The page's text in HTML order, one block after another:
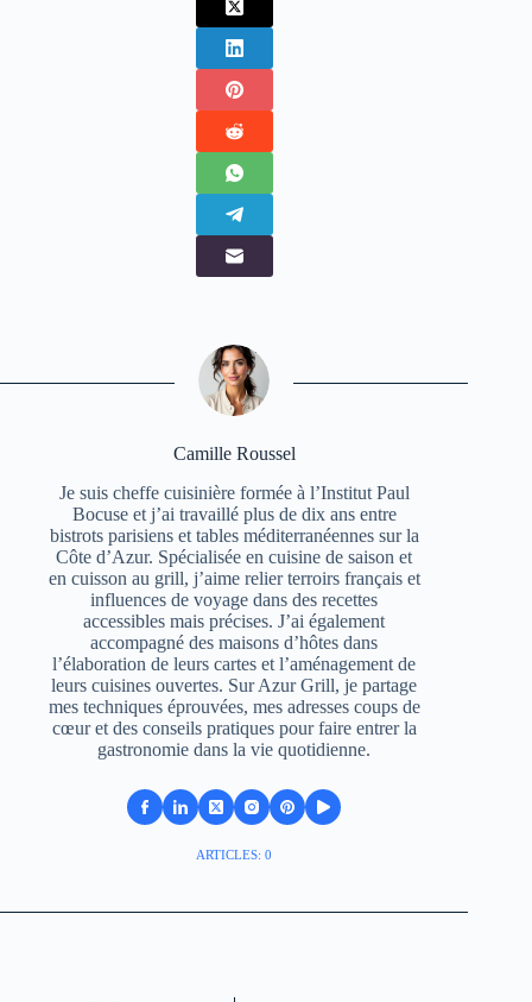
Camille Roussel
Je suis cheffe cuisinière formée à l’Institut Paul
Bocuse et j’ai travaillé plus de dix ans entre
bistrots parisiens et tables méditerranéennes sur la
Côte d’Azur. Spécialisée en cuisine de saison et
en cuisson au grill, j’aime relier terroirs français et
influences de voyage dans des recettes
accessibles mais précises. J’ai également
accompagné des maisons d’hôtes dans
l’élaboration de leurs cartes et l’aménagement de
leurs cuisines ouvertes. Sur Azur Grill, je partage
mes techniques éprouvées, mes adresses coups de
cœur et des conseils pratiques pour faire entrer la
gastronomie dans la vie quotidienne.
ARTICLES: 0